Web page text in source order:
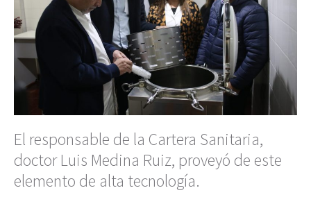
El responsable de la Cartera Sanitaria,
doctor Luis Medina Ruiz, proveyó de este
elemento de alta tecnología.